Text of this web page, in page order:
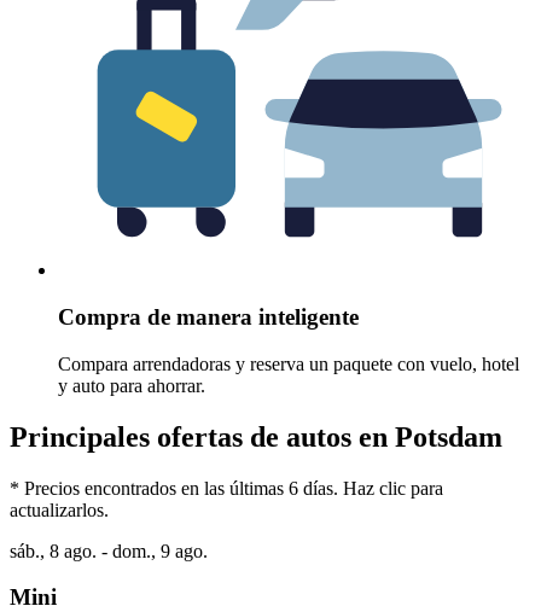
Compra de manera inteligente
Compara arrendadoras y reserva un paquete con vuelo, hotel
y auto para ahorrar.
Principales ofertas de autos en Potsdam
* Precios encontrados en las últimas 6 días. Haz clic para
actualizarlos.
sáb., 8 ago. - dom., 9 ago.
Mini